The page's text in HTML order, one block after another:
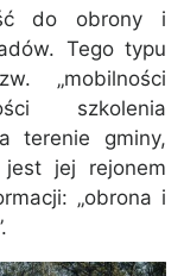
do obrony i
Tego typu
„mobilności
szkolenia
terenie gminy,
jej rejonem
„obrona i